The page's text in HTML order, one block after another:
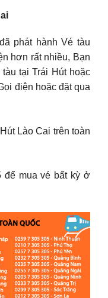
phát hành Vé tàu
hơn rất nhiều, Bạn
tại Trái Hút hoặc
điện hoặc đặt qua
Lào Cai trên toàn
để mua vé bất kỳ ở